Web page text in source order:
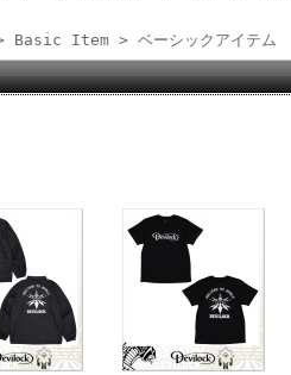
Basic Item > ベーシックアイテム